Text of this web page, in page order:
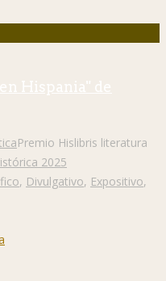
Hispania" de
Premio Hislibris literatura
2025
, Divulgativo, Expositivo,